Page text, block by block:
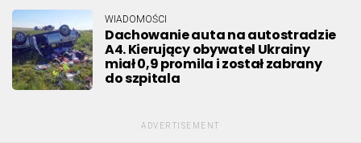
WIADOMOŚCI
Dachowanie auta na autostradzie
A4. Kierujący obywatel Ukrainy
miał 0,9 promila i został zabrany
do szpitala
ADVERTISEMENT